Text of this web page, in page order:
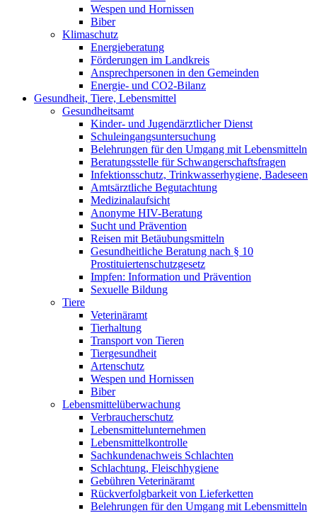
Wespen und Hornissen
Biber
Klimaschutz
Energieberatung
Förderungen im Landkreis
Ansprechpersonen in den Gemeinden
Energie- und CO2-Bilanz
Gesundheit, Tiere, Lebensmittel
Gesundheitsamt
Kinder- und Jugendärztlicher Dienst
Schuleingangsuntersuchung
Belehrungen für den Umgang mit Lebensmitteln
Beratungsstelle für Schwangerschaftsfragen
Infektionsschutz, Trinkwasserhygiene, Badeseen
Amtsärztliche Begutachtung
Medizinalaufsicht
Anonyme HIV-Beratung
Sucht und Prävention
Reisen mit Betäubungsmitteln
Gesundheitliche Beratung nach § 10
Prostituiertenschutzgesetz
Impfen: Information und Prävention
Sexuelle Bildung
Tiere
Veterinäramt
Tierhaltung
Transport von Tieren
Tiergesundheit
Artenschutz
Wespen und Hornissen
Biber
Lebensmittelüberwachung
Verbraucherschutz
Lebensmittelunternehmen
Lebensmittelkontrolle
Sachkundenachweis Schlachten
Schlachtung, Fleischhygiene
Gebühren Veterinäramt
Rückverfolgbarkeit von Lieferketten
Belehrungen für den Umgang mit Lebensmitteln